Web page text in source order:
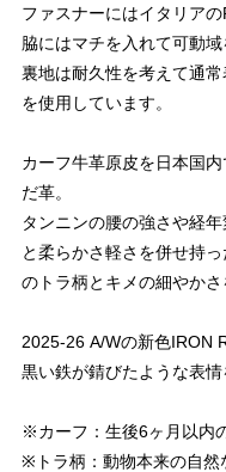
ファスナーにはイタリアの
脇にはマチを入れて可動域
裏地は耐久性を考えて通
を使用しています。
カーフ牛革原皮を日本国
だ革。
タンニンの腰の強さや経
と柔らかさ軽さを併せ持
のトラ柄とキメの細やかさ
2025-26 A/Wの新色IRON
黒い鉄が錆びたような表情
※カーフ：生後6ヶ月以内
※トラ柄：動物本来の自然